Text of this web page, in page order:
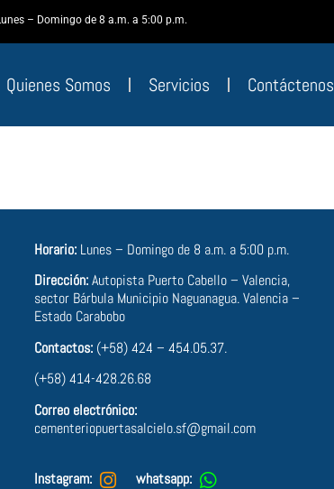
– Domingo de 8 a.m. a 5:00 p.m.
Quienes Somos Servicios Contáctenos
Horario:Lunes – Domingo de 8 a.m. a 5:00 p.m.
Dirección:Autopista Puerto Cabello – Valencia,
sector Bárbula Municipio Naguanagua. Valencia –
Estado Carabobo
Contactos:(+58) 424 – 454.05.37.
(+58) 414-428.26.68
Correo electrónico:
cementeriopuertasalcielo.sf@gmail.com
Instagram: whatsapp: